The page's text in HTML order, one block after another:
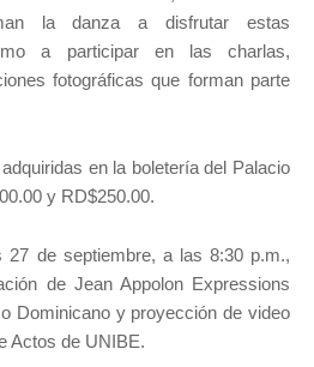
la danza a disfrutar estas
a participar en las charlas,
fotográficas que forman parte
en la boletería del Palacio
y RD$250.00.
27 de septiembre, a las 8:30 p.m.,
de Jean Appolon Expressions
Dominicano y proyección de video
Actos de UNIBE.